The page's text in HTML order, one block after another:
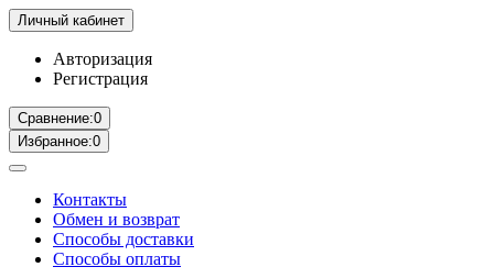
Личный кабинет
Авторизация
Регистрация
Сравнение:0
Избранное:0
Контакты
Обмен и возврат
Способы доставки
Способы оплаты